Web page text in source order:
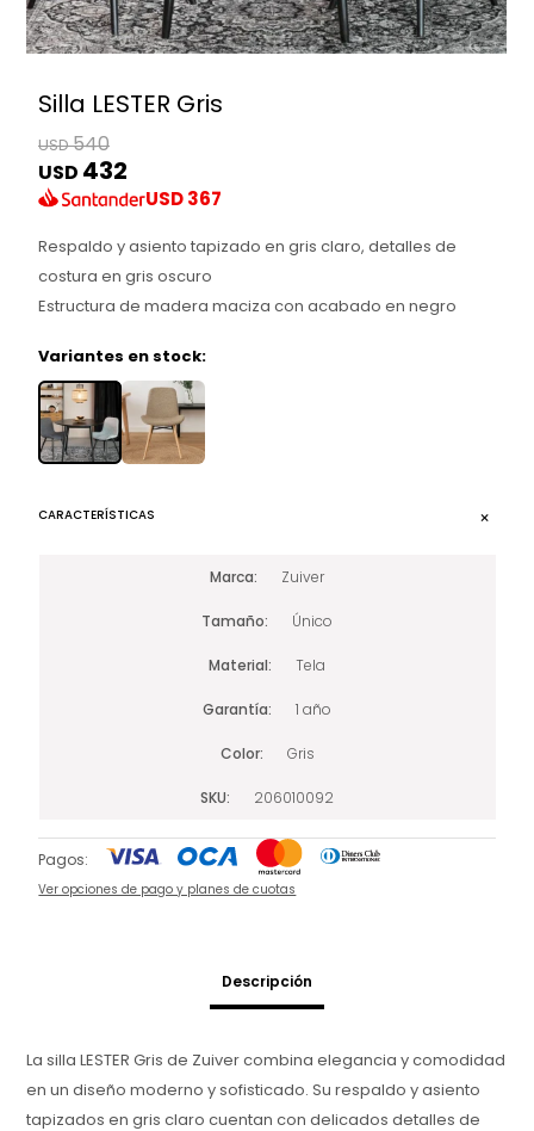
Silla LESTER Gris
USD540
USD 432
USD367
Respaldo y asiento tapizado en gris claro, detalles de
costura en gris oscuro
Estructura de madera maciza con acabado en negro
Variantes en stock:
CARACTERÍSTICAS
Marca Zuiver
Tamaño Único
Material Tela
Garantía 1 año
Color Gris
SKU 206010092
Pagos:
Ver opciones de pago y planes de cuotas
Descripción
La silla LESTER Gris de Zuiver combina elegancia y comodidad
en un diseño moderno y sofisticado. Su respaldo y asiento
tapizados en gris claro cuentan con delicados detalles de